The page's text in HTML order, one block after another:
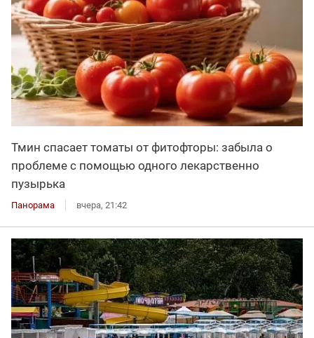
Тмин спасает томаты от фитофторы: забыла о
проблеме с помощью одного лекарственно
пузырька
Панорама вчера, 21:42